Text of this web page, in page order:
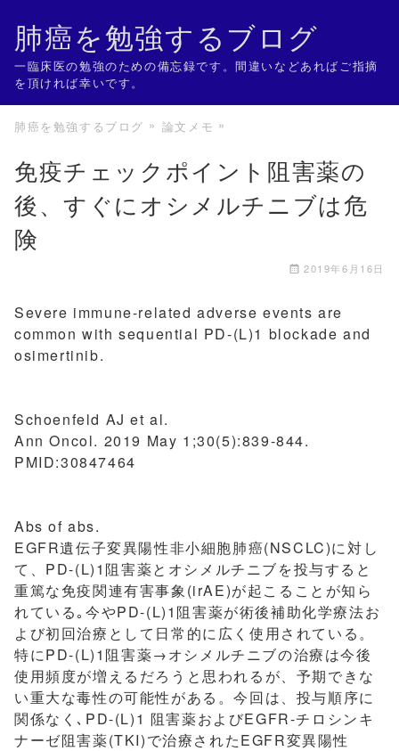
肺癌を勉強するブログ
一臨床医の勉強のための備忘録です。間違いなどあればご指摘
を頂ければ幸いです。
肺癌を勉強するブログ 論文メモ
免疫チェックポイント阻害薬の
後、すぐにオシメルチニブは危
険
2019年6月16日
Severe immune-related adverse events are
common with sequential PD-(L)1 blockade and
osimertinib.
Schoenfeld AJ et al.
Ann Oncol. 2019 May 1;30(5):839-844.
PMID:30847464
Abs of abs.
EGFR遺伝子変異陽性非小細胞肺癌(NSCLC)に対し
て、PD-(L)1阻害薬とオシメルチニブを投与すると
重篤な免疫関連有害事象(irAE)が起こることが知ら
れている｡今やPD-(L)1阻害薬が術後補助化学療法お
よび初回治療として日常的に広く使用されている。
特にPD-(L)1阻害薬→オシメルチニブの治療は今後
使用頻度が増えるだろうと思われるが、予期できな
い重大な毒性の可能性がある。今回は、投与順序に
関係なく､PD-(L)1 阻害薬およびEGFR-チロシンキ
ナーゼ阻害薬(TKI)で治療されたEGFR変異陽性